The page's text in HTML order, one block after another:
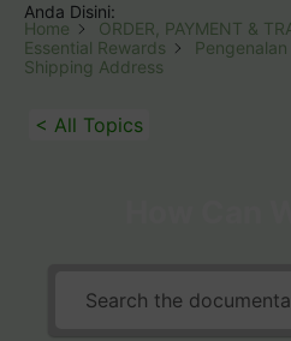
Anda Disini:
Home
ORDER, PAYMENT &
Essential Rewards
Shipping Address
< All Topics